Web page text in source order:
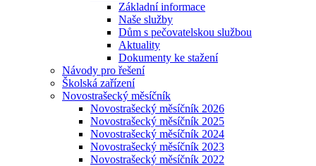
Základní informace
Naše služby
Dům s pečovatelskou službou
Aktuality
Dokumenty ke stažení
Návody pro řešení
Školská zařízení
Novostrašecký měsíčník
Novostrašecký měsíčník 2026
Novostrašecký měsíčník 2025
Novostrašecký měsíčník 2024
Novostrašecký měsíčník 2023
Novostrašecký měsíčník 2022